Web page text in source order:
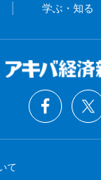
学ぶ・知る
て